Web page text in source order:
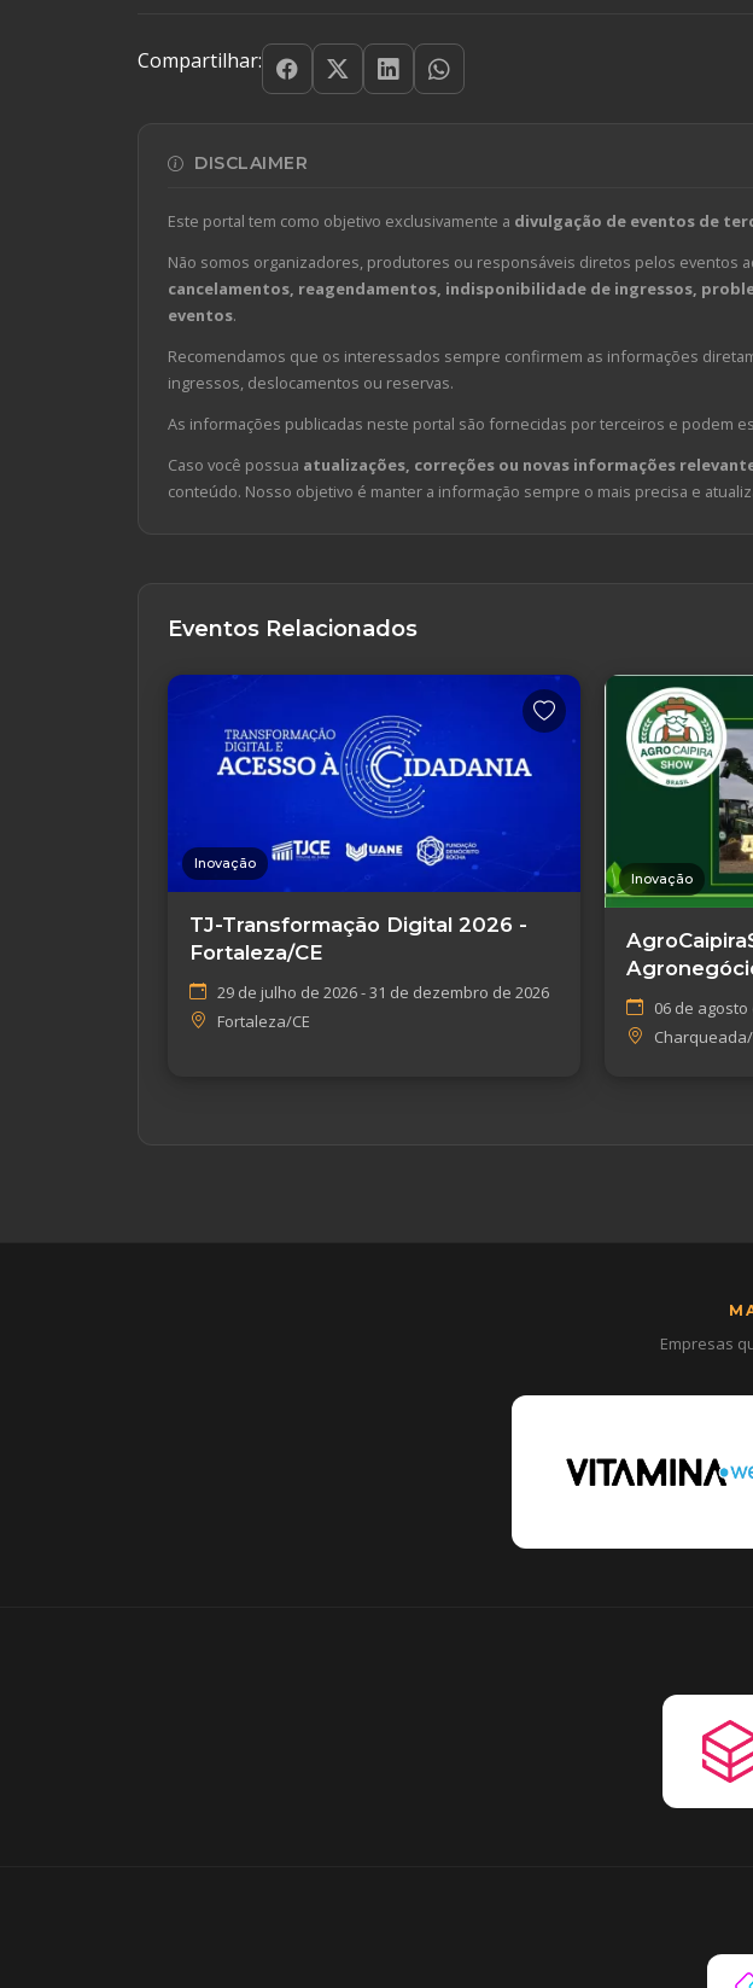
Compartilhar:
DISCLAIMER
Este portal tem como objetivo exclusivamente a divulgação de eventos de
Não somos organizadores, produtores ou responsáveis diretos pelos eventos
cancelamentos, reagendamentos, indisponibilidade de ingressos,
eventos.
Recomendamos que os interessados sempre confirmem as informações
ingressos, deslocamentos ou reservas.
As informações publicadas neste portal são fornecidas por terceiros e podem
Caso você possua atualizações, correções ou novas informações
conteúdo. Nosso objetivo é manter a informação sempre o mais precisa e
Eventos Relacionados
Inovação
TJ-Transformação Digital 2026 -
Fortaleza/CE
29 de julho de 2026 - 31 de dezembro de 2026
Fortaleza/CE
Inovação
06 de agosto
Empresas